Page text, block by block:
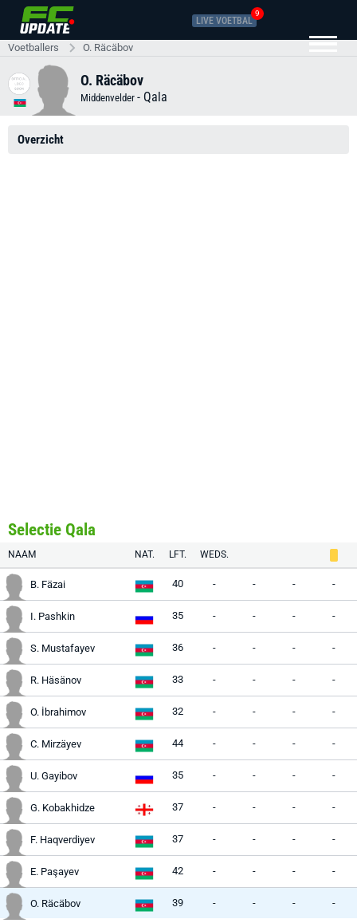
LIVE VOETBAL
9
Voetballers O. Räcäbov
O. Räcäbov
Middenvelder - Qala
Overzicht
Selectie Qala
NAAM NAT. LFT. WEDS.
B. Fäzai 40 - - - -
I. Pashkin 35 - - - -
S. Mustafayev 36 - - - -
R. Häsänov 33 - - - -
O. İbrahimov 32 - - - -
C. Mirzäyev 44 - - - -
U. Gayibov 35 - - - -
G. Kobakhidze 37 - - - -
F. Haqverdiyev 37 - - - -
E. Paşayev 42 - - - -
O. Räcäbov 39 - - - -